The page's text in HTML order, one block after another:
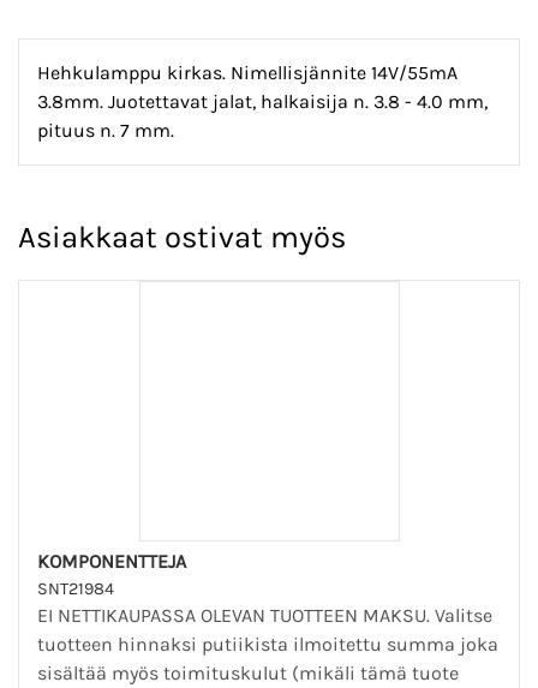
Hehkulamppu kirkas. Nimellisjännite 14V/55mA
3.8mm. Juotettavat jalat, halkaisija n. 3.8 - 4.0 mm,
pituus n. 7 mm.
Asiakkaat ostivat myös
KOMPONENTTEJA
SNT21984
EI NETTIKAUPASSA OLEVAN TUOTTEEN MAKSU. Valitse
tuotteen hinnaksi putiikista ilmoitettu summa joka
sisältää myös toimituskulut (mikäli tämä tuote